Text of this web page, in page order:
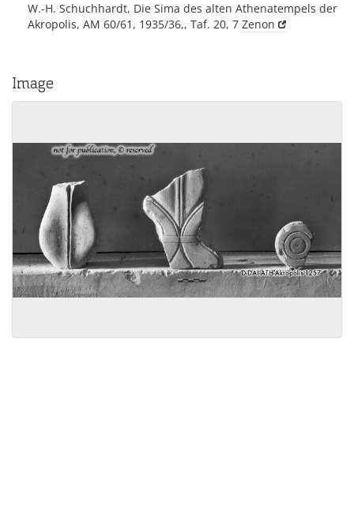
W.-H. Schuchhardt, Die Sima des alten Athenatempels der
Akropolis, AM 60/61, 1935/36,, Taf. 20, 7 Zenon
Image